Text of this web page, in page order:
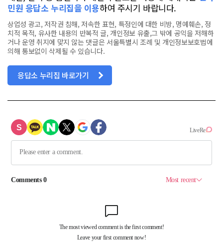
민원 응답소 누리집을 이용하여 주시기 바랍니다.
상업성 광고, 저작권 침해, 저속한 표현, 특정인에 대한 비방, 명예훼손, 정
치적 목적, 유사한 내용의 반복적 글, 개인정보 유출,그 밖에 공익을 저해하
거나 운영 취지에 맞지 않는 댓글은 서울특별시 조례 및 개인정보보호법에
의해 통보없이 삭제될 수 있습니다.
응답소 누리집 바로가기